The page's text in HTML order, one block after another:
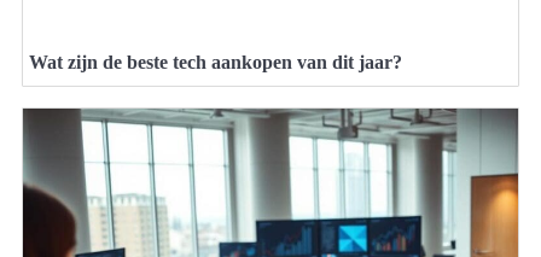
Wat zijn de beste tech aankopen van dit jaar?